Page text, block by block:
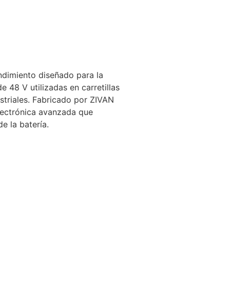
diseñado para la
48 V utilizadas en carretillas
Fabricado por ZIVAN
avanzada que
la batería.